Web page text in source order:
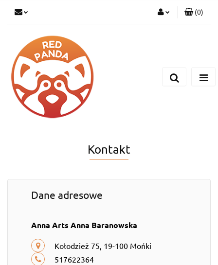
(0)
Kontakt
Dane adresowe
Anna Arts Anna Baranowska
Kołodzież 75, 19-100 Mońki
517622364